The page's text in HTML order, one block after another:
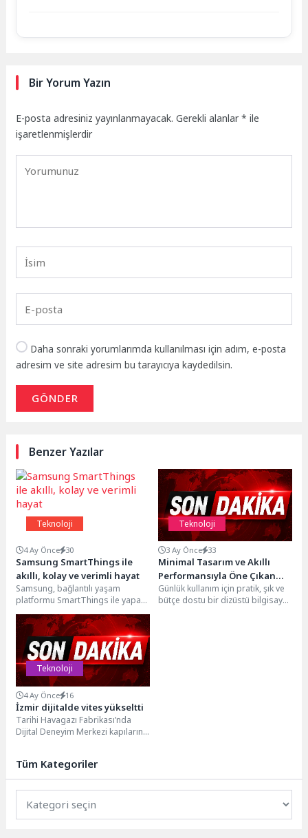
Bir Yorum Yazın
E-posta adresiniz yayınlanmayacak. Gerekli alanlar* ile
işaretlenmişlerdir
Daha sonraki yorumlarımda kullanılması için adım, e-posta
adresim ve site adresim bu tarayıcıya kaydedilsin.
GÖNDER
Benzer Yazılar
Teknoloji
4 Ay Önce 30
Samsung SmartThings ile
akıllı, kolay ve verimli hayat
Samsung, bağlantılı yaşam
platformu SmartThings ile yapay
zeka destekli yaşam vizyonunu bir
adım ileri taşıyor....
Teknoloji
3 Ay Önce 33
Minimal Tasarım ve Akıllı
Performansıyla Öne Çıkan
Acer Aspire Lite, Günlük
Temponun Yeni Eşlikçisi
Günlük kullanım için pratik, şık ve
bütçe dostu bir dizüstü bilgisayar
Teknoloji
4 Ay Önce 16
İzmir dijitalde vites yükseltti
Tarihi Havagazı Fabrikası’nda
Dijital Deneyim Merkezi kapılarını
Tüm Kategoriler